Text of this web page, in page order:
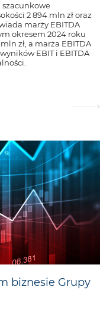
szacunkowe
2 894 mln zł oraz
marży EBITDA
okresem 2024 roku
zł, a marża EBITDA
EBIT i EBITDA
biznesie Grupy